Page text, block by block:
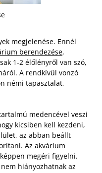
megjelenése. Ennél
berendezése,
1-2 élőlényről van szó,
A rendkívül vonzó
némi tapasztalat,
medencével veszi
kicsiben kell kezdeni,
az abban beállt
Az akvárium
megéri figyelni.
hiányozhatnak az